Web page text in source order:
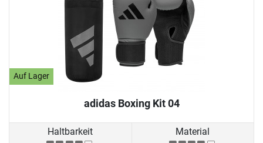
Auf Lager
adidas Boxing Kit 04
Haltbarkeit Material